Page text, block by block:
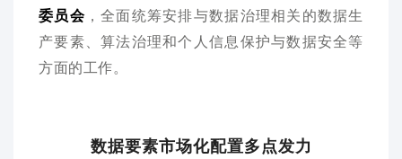
委员会，全面统筹安排与数据治理相关的数据生
产要素、算法治理和个人信息保护与数据安全等
方面的工作。
数据要素市场化配置多点发力